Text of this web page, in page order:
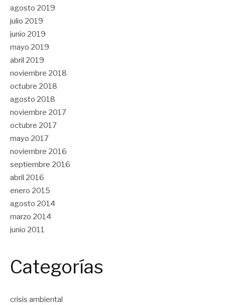
agosto 2019
julio 2019
junio 2019
mayo 2019
abril 2019
noviembre 2018
octubre 2018
agosto 2018
noviembre 2017
octubre 2017
mayo 2017
noviembre 2016
septiembre 2016
abril 2016
enero 2015
agosto 2014
marzo 2014
junio 2011
Categorías
crisis ambiental